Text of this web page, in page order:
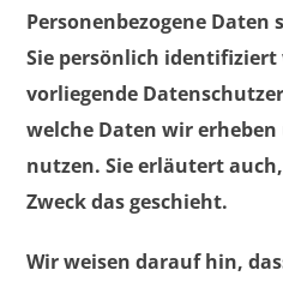
Personenbezogene
Sie persönlich
vorliegende
welche Daten wir
nutzen. Sie erläutert
Zweck das geschieht.
Wir weisen darauf hin,